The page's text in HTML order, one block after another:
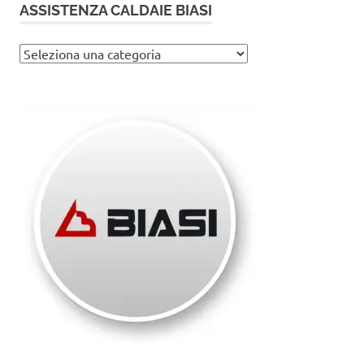
ASSISTENZA CALDAIE BIASI
Assistenza